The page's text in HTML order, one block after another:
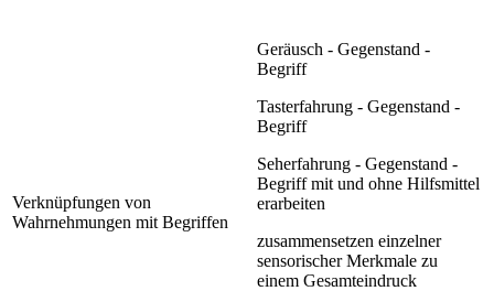
Verknüpfungen von
Wahrnehmungen mit Begriffen
Geräusch - Gegenstand -
Begriff
Tasterfahrung - Gegenstand -
Begriff
Seherfahrung - Gegenstand -
Begriff mit und ohne Hilfsmittel
erarbeiten
zusammensetzen einzelner
sensorischer Merkmale zu
einem Gesamteindruck